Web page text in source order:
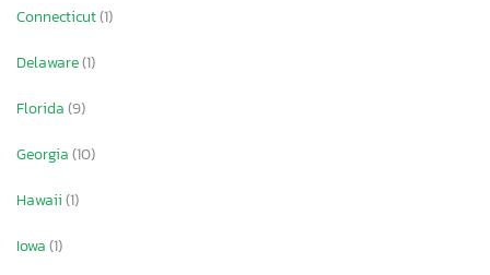
Connecticut(1)
Delaware(1)
Florida(9)
Georgia(10)
Hawaii(1)
Iowa(1)